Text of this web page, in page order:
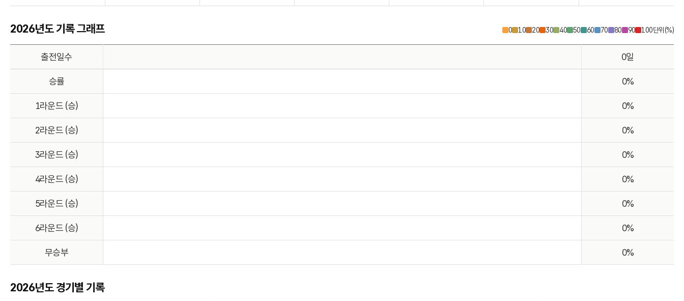
2026년도 기록 그래프 0 10 20 30 40 50 60 70 80 90 100단위(%)
출전일수 0일
승률 0%
1라운드 (승) 0%
2라운드 (승) 0%
3라운드 (승) 0%
4라운드 (승) 0%
5라운드 (승) 0%
6라운드 (승) 0%
무승부 0%
2026년도 경기별 기록